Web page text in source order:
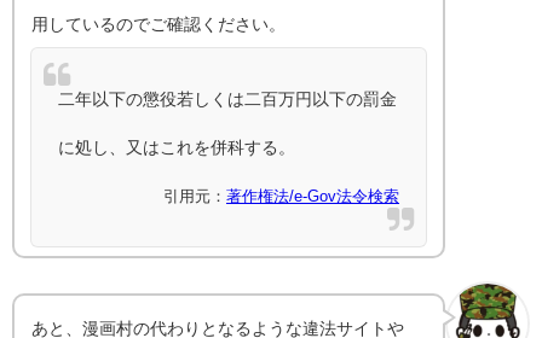
用しているのでご確認ください。
二年以下の懲役若しくは二百万円以下の罰金
に処し、又はこれを併科する。
引用元：著作権法/e-Gov法令検索
あと、漫画村の代わりとなるような違法サイトや